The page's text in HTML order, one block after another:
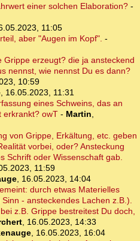
einer solchen Elaboration?-
11:05
aber "Augen im Kopf". -
Grippe erzeugt? die ja ansteckend
nennst, wie nennst Du es dann?
10:59
, 16.05.2023, 11:31
eines Schweins, das an
erkrankt? owT - Martin
von Grippe, Erkältung, etc. geben
vorbei, oder? Ansteckung
Schrift oder Wissenschaft gab.
11:59
, 16.05.2023, 14:04
durch etwas Materielles
- ansteckendes Lachen z.B.).
z.B. Grippe bestreitest Du doch,
16.05.2023, 14:33
, 16.05.2023, 16:04